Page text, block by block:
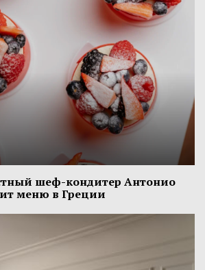
шеф-кондитер Антонио
меню в Греции